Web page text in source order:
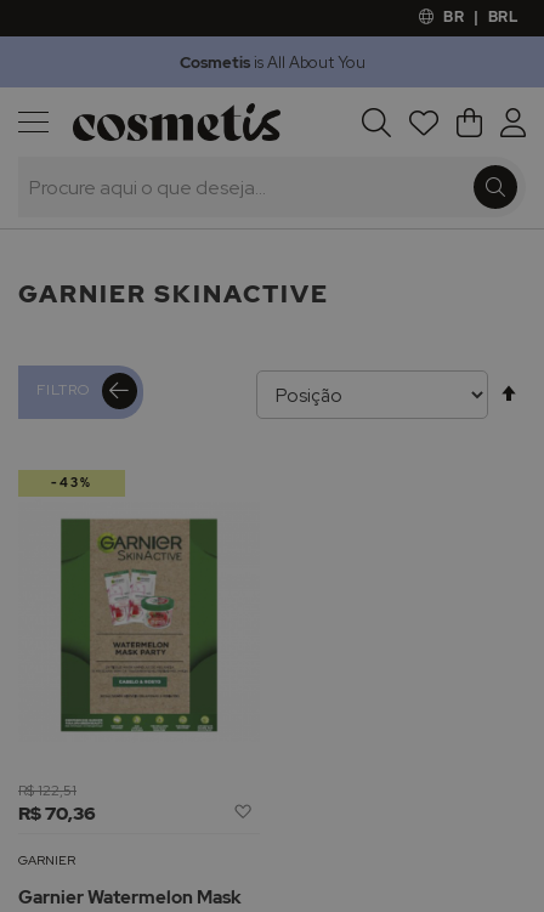
BR | BRL
Cosmetisis All About You
Procura O Meu
Outlet
GARNIER SKINACTIVE
FILTRO
R$ 70,36
R$ 122,51
GARNIER
Garnier Watermelon Mask
-43%